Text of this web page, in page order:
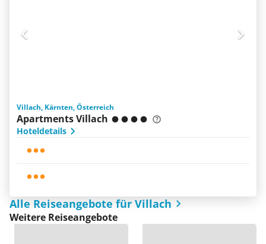
Villach, Kärnten, Österreich
Apartments Villach
Hoteldetails
Alle Reiseangebote für Villach
Weitere Reiseangebote